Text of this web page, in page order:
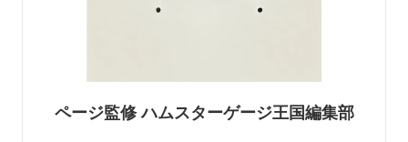
ページ監修 ハムスターゲージ王国編集部